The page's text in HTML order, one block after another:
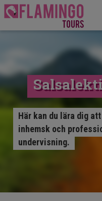
Här kan du lära dig
inhemsk och
undervisning.